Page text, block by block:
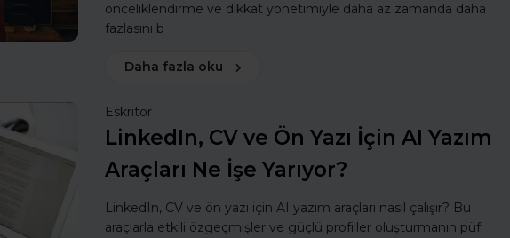
önceliklendirme ve dikkat yönetimiyle daha az zamanda daha
fazlasını b
Daha fazla oku
Eskritor
LinkedIn, CV ve Ön Yazı İçin AI Yazım
Araçları Ne İşe Yarıyor?
LinkedIn, CV ve ön yazı için AI yazım araçları nasıl çalışır? Bu
araçlarla etkili özgeçmişler ve güçlü profiller oluşturmanın püf